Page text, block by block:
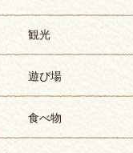
観光
遊び場
食べ物